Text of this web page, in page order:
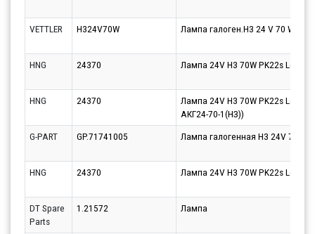
VETTLER H324V70W Лампа галоген.H3 24 V 70 W
HNG 24370 Лампа 24V H3 70W PK22s Long
HNG 24370
Лампа 24V H3 70W PK22s Long
АКГ24-70-1(НЗ))
G-PART
GP.71741005 Лампа галогенная H3 24V 70W
HNG 24370 Лампа 24V H3 70W PK22s Long
DT Spare
Parts
1.21572 Лампа